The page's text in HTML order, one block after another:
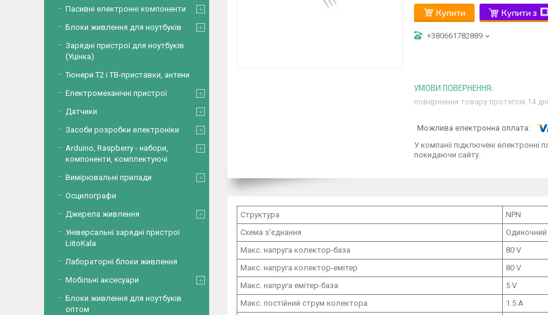
Купити Купити з
+380661782889
повернення товару протягом 14
У компанії підключені електронні
покидаючи сайту.
Структура
NPN
Схема з'єднання
Одиночний
Макс. напруга колектор-база
80 V
Макс. напруга колектор-емітер
80 V
Макс. напруга емітер-база
5 V
Макс. постійний струм колектора
1.5 А
Пасивні електронні компоненти
Блоки живлення для ноутбуків
Зарядні пристрої для ноутбуків
(Уцінка)
Тюнери Т2 і ТВ-приставки, антени
Електромеханічні пристрої
Датчики
Засоби розробки електроніки
Arduino, Raspberry - набори,
компоненти, комплектуючі
Вимірювальні прилади
Осцилографи
Джерела живлення
Універсальні зарядні пристрої
LiitoKala
Лабораторні блоки живлення
Мобільні аксесуари
Блоки живлення для ноутбуків
оптом